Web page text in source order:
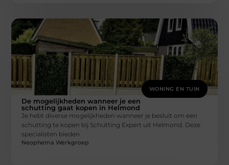
WONING EN TUIN
De mogelijkheden wanneer je een
schutting gaat kopen in Helmond
Je hebt diverse mogelijkheden wanneer je besluit om een
schutting te kopen bij Schutting Expert uit Helmond. Deze
specialisten bieden
Neophema Werkgroep